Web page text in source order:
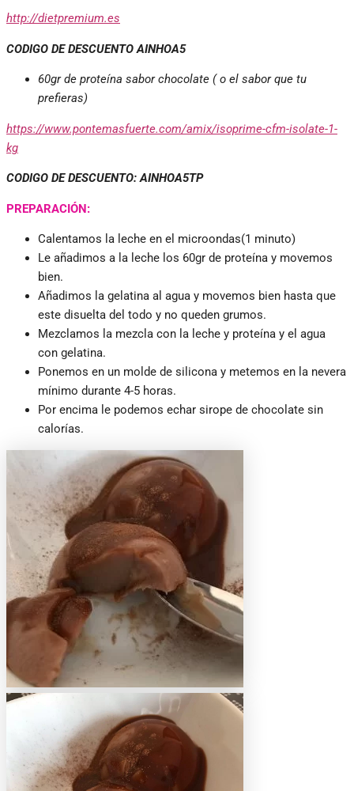
http://dietpremium.es
CODIGO DE DESCUENTO AINHOA5
60gr de proteína sabor chocolate ( o el sabor que tu
prefieras)
https://www.pontemasfuerte.com/amix/isoprime-cfm-isolate-1-
kg
CODIGO DE DESCUENTO: AINHOA5TP
PREPARACIÓN:
Calentamos la leche en el microondas(1 minuto)
Le añadimos a la leche los 60gr de proteína y movemos
bien.
Añadimos la gelatina al agua y movemos bien hasta que
este disuelta del todo y no queden grumos.
Mezclamos la mezcla con la leche y proteína y el agua
con gelatina.
Ponemos en un molde de silicona y metemos en la nevera
mínimo durante 4-5 horas.
Por encima le podemos echar sirope de chocolate sin
calorías.